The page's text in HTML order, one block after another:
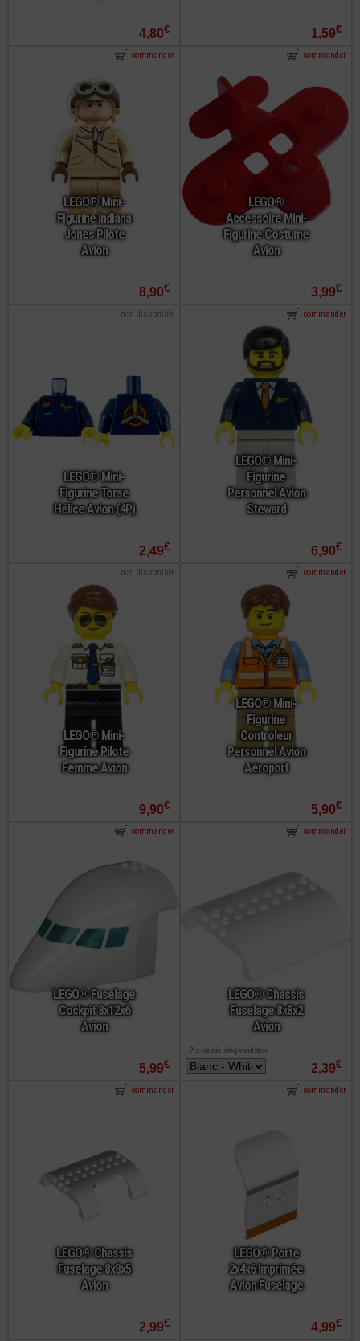
4,80€ 1,59€
LEGO® Mini-
Figurine Indiana
Jones Pilote
Avion
8,90€
commander
LEGO®
Accessoire Mini-
Figurine Costume
Avion
3,99€
commander
LEGO® Mini-
Figurine Torse
Hélice Avion (4P)
2,49€
non disponible
LEGO® Mini-
Figurine
Personnel Avion
Steward
6,90€
commander
LEGO® Mini-
Figurine Pilote
Femme Avion
9,90€
non disponible
LEGO® Mini-
Figurine
Controleur
Personnel Avion
Aéroport
5,90€
commander
LEGO® Fuselage
Cockpit 8x12x6
Avion
5,99€
commander
LEGO® Chassis
Fuselage 8x8x2
Avion
2,39€
commander
2 coloris disponibles
LEGO® Chassis
Fuselage 8x8x5
Avion
2,99€
commander
LEGO® Porte
2x4x6 Imprimée
Avion Fuselage
4,99€
commander